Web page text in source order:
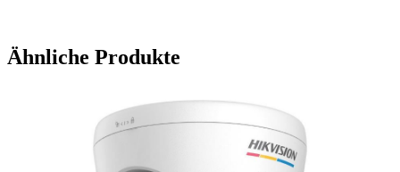
Ähnliche Produkte